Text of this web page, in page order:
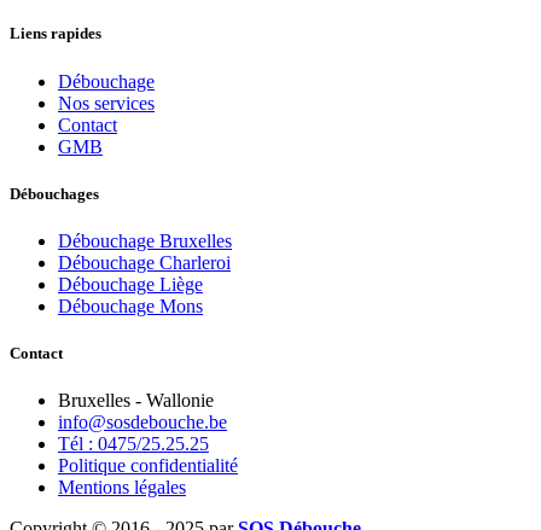
Liens rapides
Débouchage
Nos services
Contact
GMB
Débouchages
Débouchage Bruxelles
Débouchage Charleroi
Débouchage Liège
Débouchage Mons
Contact
Bruxelles - Wallonie
info@sosdebouche.be
Tél : 0475/25.25.25
Politique confidentialité
Mentions légales